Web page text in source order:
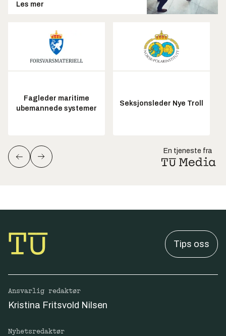
Les mer
Fagleder maritime
ubemannede systemer
Seksjonsleder Nye Troll
En tjeneste fra
Tips oss
Ansvarlig redaktør
Kristina Fritsvold Nilsen
Nyhetsredaktør